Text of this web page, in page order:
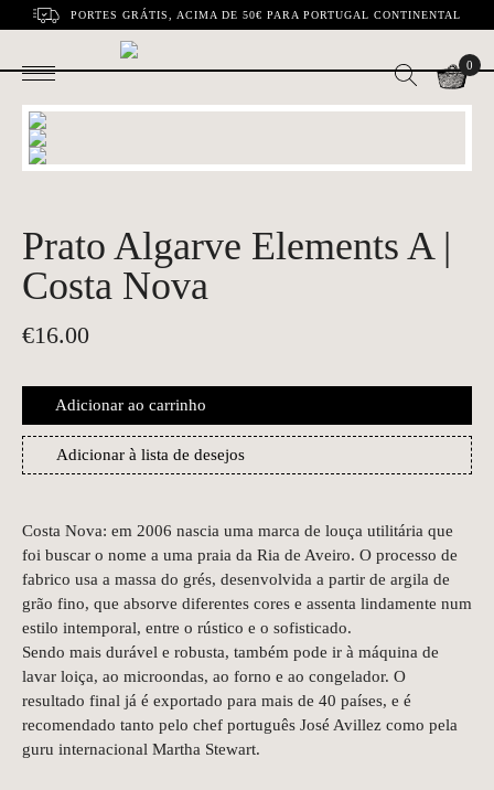
PORTES GRÁTIS, ACIMA DE 50€ PARA PORTUGAL CONTINENTAL
0
Prato Algarve Elements A |
Costa Nova
€16.00
Adicionar ao carrinho
Adicionar à lista de desejos
Costa Nova: em 2006 nascia uma marca de louça utilitária que
foi buscar o nome a uma praia da Ria de Aveiro. O processo de
fabrico usa a massa do grés, desenvolvida a partir de argila de
grão fino, que absorve diferentes cores e assenta lindamente num
estilo intemporal, entre o rústico e o sofisticado.
Sendo mais durável e robusta, também pode ir à máquina de
lavar loiça, ao microondas, ao forno e ao congelador. O
resultado final já é exportado para mais de 40 países, e é
recomendado tanto pelo chef português José Avillez como pela
guru internacional Martha Stewart.